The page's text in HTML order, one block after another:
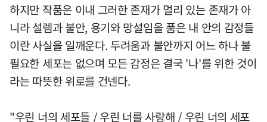
하지만 작품은 이내 그러한 존재가 멀리 있는 존재가 아
니라 설렘과 불안, 용기와 망설임을 품은 내 안의 감정들
이란 사실을 일깨운다. 두려움과 불안까지 어느 하나 불
필요한 세포는 없으며 모든 감정은 결국 '나'를 위한 것이
라는 따뜻한 위로를 건넨다.
"우린 너의 세포들 / 우린 너를 사랑해 / 우린 너의 세포